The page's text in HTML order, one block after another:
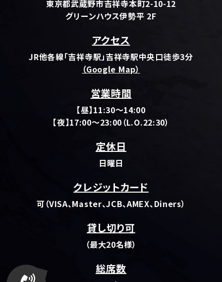
東京都武蔵野市吉祥寺本町2-10-12
グリーンハウス伊勢平 2F
アクセス
JR他各線「吉祥寺駅」吉祥寺駅中央口徒歩3分
（Google Map）
営業時間
【昼】11:30～14:00
【夜】17:00～23:00（L.O.22:30）
定休日
日曜日
クレジットカード
可（VISA、Master、JCB、AMEX、Diners）
貸し切り可
（最大20名様）
総席数